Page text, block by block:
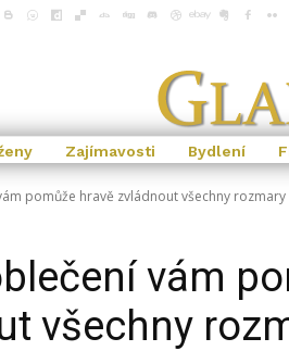
Zajímavosti Bydlení
pomůže hravě zvládnout všechny rozmary
vám
všechny